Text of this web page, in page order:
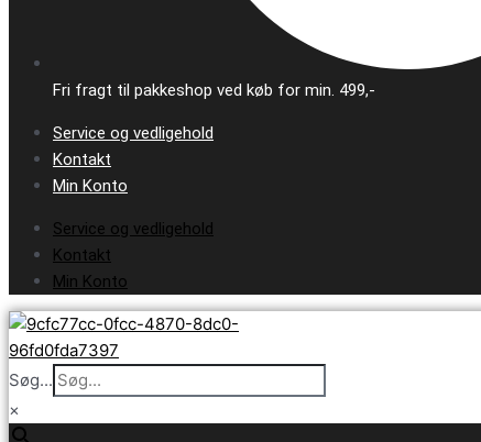
Fri fragt til pakkeshop ved køb for min. 499,-
Service og vedligehold
Kontakt
Min Konto
Service og vedligehold
Kontakt
Min Konto
Søg...
×